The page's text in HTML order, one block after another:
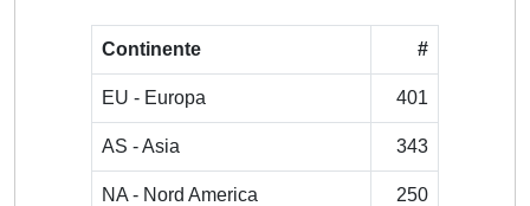
Continente #
EU - Europa 401
AS - Asia 343
NA - Nord America 250